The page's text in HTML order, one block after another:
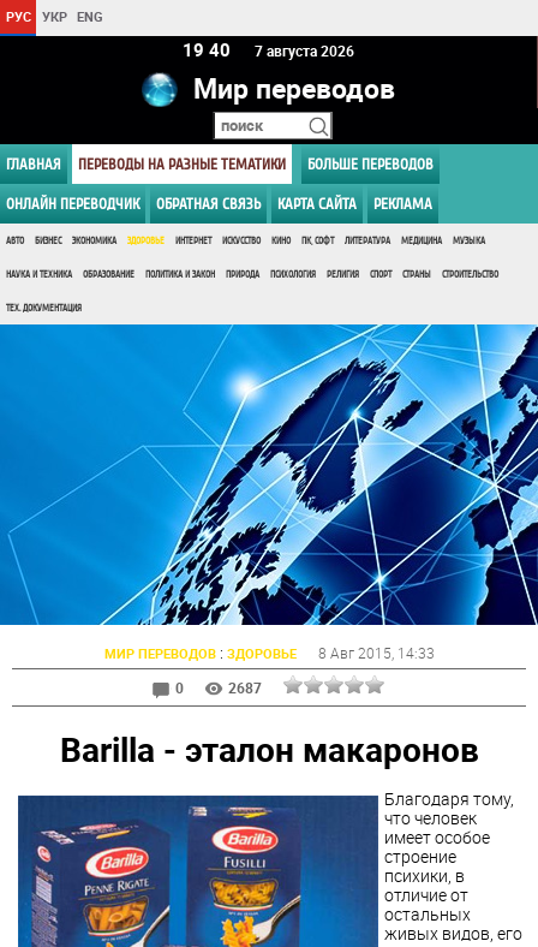
РУС УКР ENG
19 40 7 августа 2026
Мир переводов
ГЛАВНАЯ ПЕРЕВОДЫ НА РАЗНЫЕ ТЕМАТИКИ БОЛЬШЕ ПЕРЕВОДОВ
ОНЛАЙН ПЕРЕВОДЧИК ОБРАТНАЯ СВЯЗЬ КАРТА САЙТА РЕКЛАМА
АВТО БИЗНЕС ЭКОНОМИКА ЗДОРОВЬЕ ИНТЕРНЕТ ИСКУССТВО КИНО ПК, СОФТ ЛИТЕРАТУРА МЕДИЦИНА МУЗЫКА
НАУКА И ТЕХНИКА ОБРАЗОВАНИЕ ПОЛИТИКА И ЗАКОН ПРИРОДА ПСИХОЛОГИЯ РЕЛИГИЯ СПОРТ СТРАНЫ СТРОИТЕЛЬСТВО
ТЕХ. ДОКУМЕНТАЦИЯ
МИР ПЕРЕВОДОВ: ЗДОРОВЬЕ 8 Авг 2015 , 14:33
0
2687
Barilla - эталон макаронов
Благодаря тому,
что человек
имеет особое
строение
психики, в
отличие от
остальных
живых видов, его